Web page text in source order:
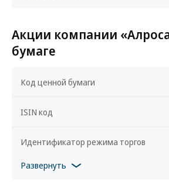
Акции компании
бумаге
Код ценной бумаги
ISIN код
Идентификатор режима торгов
Развернуть